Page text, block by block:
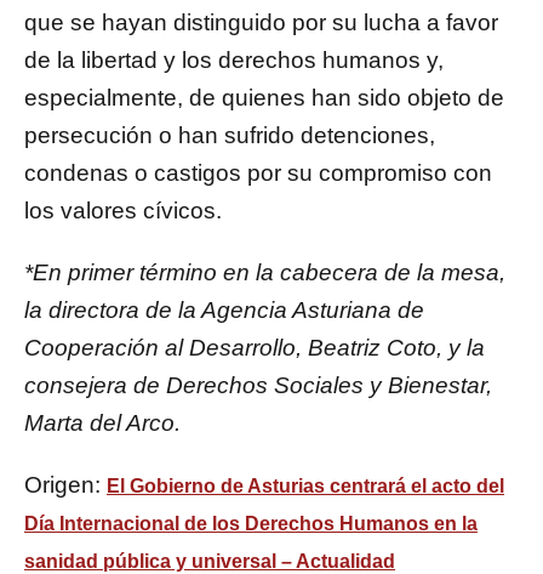
que se hayan distinguido por su lucha a favor
de la libertad y los derechos humanos y,
especialmente, de quienes han sido objeto de
persecución o han sufrido detenciones,
condenas o castigos por su compromiso con
los valores cívicos.
*En primer término en la cabecera de la mesa,
la directora de la Agencia Asturiana de
Cooperación al Desarrollo, Beatriz Coto, y la
consejera de Derechos Sociales y Bienestar,
Marta del Arco.
Origen: El Gobierno de Asturias centrará el acto del
Día Internacional de los Derechos Humanos en la
sanidad pública y universal – Actualidad